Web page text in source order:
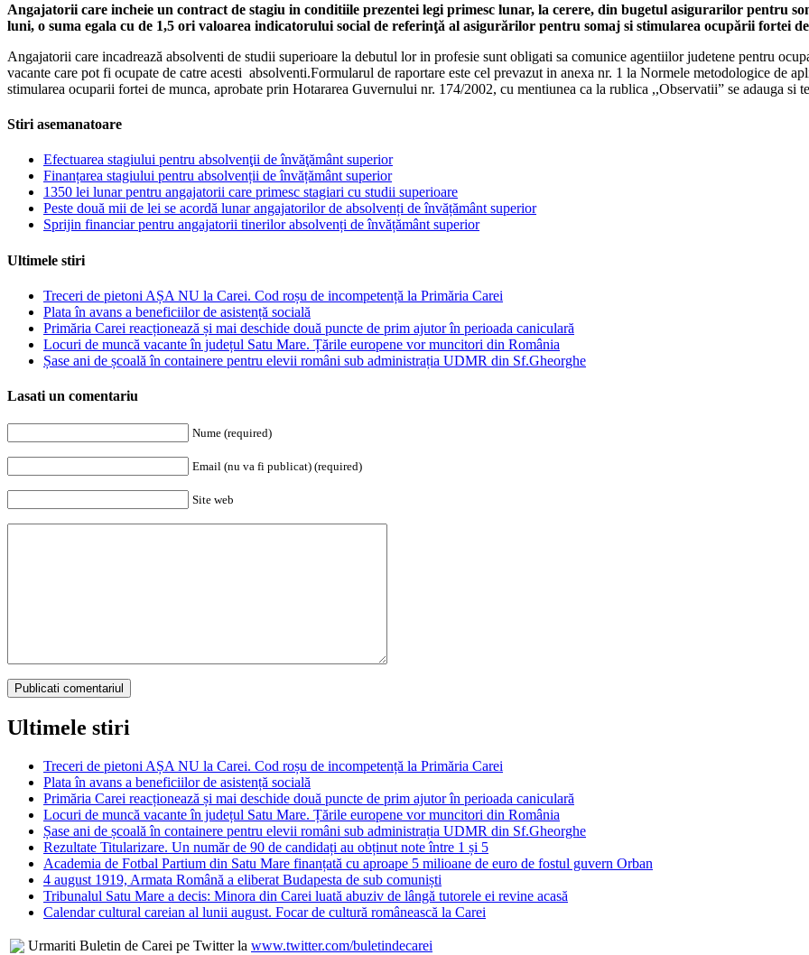
Angajatorii care incheie un contract de stagiu in conditiile prezentei legi primesc lunar, la cerere, din bugetul asigurarilor pentru
luni, o suma egala cu de 1,5 ori valoarea indicatorului social de referinţă al asigurărilor pentru somaj si stimularea ocupării fortei
Angajatorii care incadrează absolventi de studii superioare la debutul lor in profesie sunt obligati sa comunice agentiilor judetene pentru
vacante care pot fi ocupate de catre acesti absolventi.Formularul de raportare este cel prevazut in anexa nr. 1 la Normele metodologice de
stimularea ocuparii fortei de munca, aprobate prin Hotararea Guvernului nr. 174/2002, cu mentiunea ca la rublica ,,Observatii” se adauga si
Stiri asemanatoare
Efectuarea stagiului pentru absolvenţii de învăţământ superior
Finanțarea stagiului pentru absolvenții de învățământ superior
1350 lei lunar pentru angajatorii care primesc stagiari cu studii superioare
Peste două mii de lei se acordă lunar angajatorilor de absolvenți de învățământ superior
Sprijin financiar pentru angajatorii tinerilor absolvenți de învățământ superior
Ultimele stiri
Treceri de pietoni AȘA NU la Carei. Cod roșu de incompetență la Primăria Carei
Plata în avans a beneficiilor de asistență socială
Primăria Carei reacționează și mai deschide două puncte de prim ajutor în perioada caniculară
Locuri de muncă vacante în județul Satu Mare. Țările europene vor muncitori din România
Șase ani de școală în containere pentru elevii români sub administrația UDMR din Sf.Gheorghe
Lasati un comentariu
Nume (required)
Email (nu va fi publicat) (required)
Site web
Ultimele stiri
Treceri de pietoni AȘA NU la Carei. Cod roșu de incompetență la Primăria Carei
Plata în avans a beneficiilor de asistență socială
Primăria Carei reacționează și mai deschide două puncte de prim ajutor în perioada caniculară
Locuri de muncă vacante în județul Satu Mare. Țările europene vor muncitori din România
Șase ani de școală în containere pentru elevii români sub administrația UDMR din Sf.Gheorghe
Rezultate Titularizare. Un număr de 90 de candidați au obținut note între 1 și 5
Academia de Fotbal Partium din Satu Mare finanțată cu aproape 5 milioane de euro de fostul guvern Orban
4 august 1919, Armata Română a eliberat Budapesta de sub comuniști
Tribunalul Satu Mare a decis: Minora din Carei luată abuziv de lângă tutorele ei revine acasă
Calendar cultural careian al lunii august. Focar de cultură românească la Carei
Urmariti Buletin de Carei pe Twitter la www.twitter.com/buletindecarei